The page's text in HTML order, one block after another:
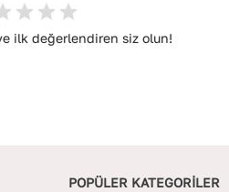
ilk değerlendiren siz olun!
POPÜLER KATEGORİLER